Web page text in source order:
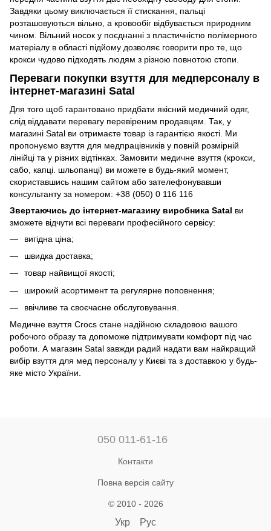
Завдяки цьому виключається її стискання, пальці
розташовуються вільно, а кровообіг відбувається природним
чином. Вільний носок у поєднанні з пластичністю полімерного
матеріалу в області підйому дозволяє говорити про те, що
крокси чудово підходять людям з різною повнотою стопи.
Переваги покупки взуття для медперсоналу в
інтернет-магазині Satal
Для того щоб гарантовано придбати якісний медичний одяг,
слід віддавати перевагу перевіреним продавцям. Так, у
магазині Satal ви отримаєте товар із гарантією якості. Ми
пропонуємо взуття для медпрацівників у повній розмірній
лінійці та у різних відтінках. Замовити медичне взуття (крокси,
сабо, капці. шльопанці) ви можете в будь-який момент,
скориставшись нашим сайтом або зателефонувавши
консультанту за номером: +38 (050) 0 116 116
Звертаючись до інтернет-магазину виробника Satal ви
зможете відчути всі переваги професійного сервісу:
вигідна ціна;
швидка доставка;
товар найвищої якості;
широкий асортимент та регулярне поповнення;
ввічливе та своєчасне обслуговування.
Медичне взуття Crocs стане надійною складовою вашого
робочого образу та допоможе підтримувати комфорт під час
роботи. А магазин Satal завжди радий надати вам найкращий
вибір взуття для мед персоналу у Києві та з доставкою у будь-
яке місто України.
050 011-61-16
Контакти
Повна версія сайту
© 2010 - 2026
Укр Рус